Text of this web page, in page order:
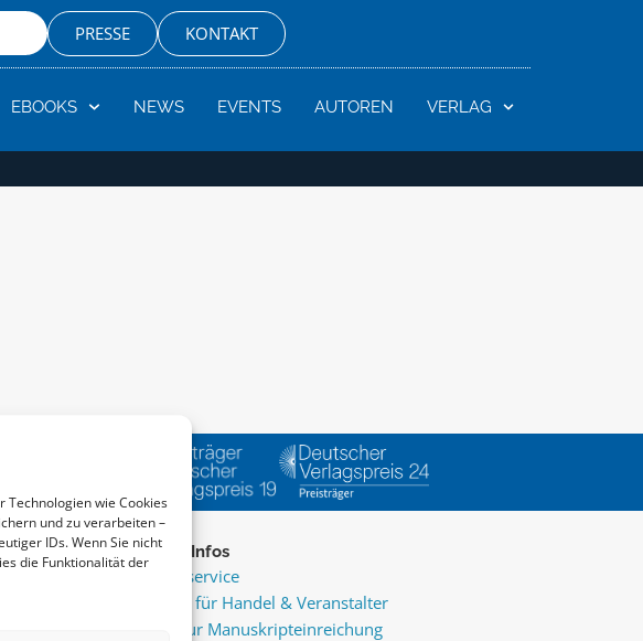
Technologien wie Cookies
und zu verarbeiten –
IDs. Wenn Sie nicht
die Funktionalität der
PRESSE KONTAKT
EBOOKS NEWS EVENTS AUTOREN VERLAG
im zu
Service & Infos
Presseservice
Service für Handel & Veranstalter
Infos zur Manuskripteinreichung